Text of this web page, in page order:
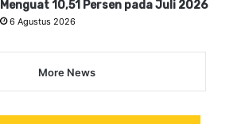
Menguat 10,51 Persen pada Juli 2026
6 Agustus 2026
More News